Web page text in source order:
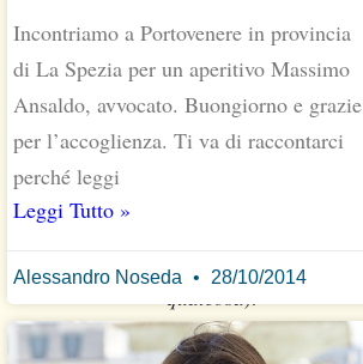
lo
conoscono
ancora
(
sbaglio
qualcosa):
Sardo
Incontriamo a Portovenere in provincia
di La Spezia per un aperitivo Massimo
Ansaldo, avvocato. Buongiorno e grazie
per l’accoglienza. Ti va di raccontarci
perché leggi
Leggi Tutto »
Alessandro Noseda 28/10/2014